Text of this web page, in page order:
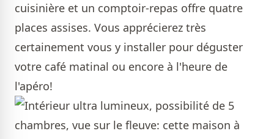
cuisinière et un comptoir-repas offre quatre
places assises. Vous apprécierez très
certainement vous y installer pour déguster
votre café matinal ou encore à l'heure de
l'apéro!